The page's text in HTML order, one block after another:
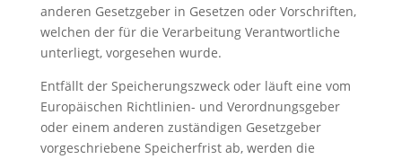
anderen Gesetzgeber in Gesetzen oder Vorschriften,
welchen der für die Verarbeitung Verantwortliche
unterliegt, vorgesehen wurde.
Entfällt der Speicherungszweck oder läuft eine vom
Europäischen Richtlinien- und Verordnungsgeber
oder einem anderen zuständigen Gesetzgeber
vorgeschriebene Speicherfrist ab, werden die